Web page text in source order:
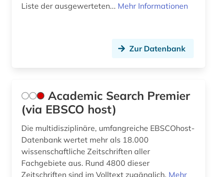
bilanzsteuerecht (1)
bildung (10)
bildungschancen (2)
bildungsfinanzierung (1)
bildungsforschung (4)
bildungsinvestition (2)
bildungspolitik (1)
Liste der ausgewerteten... Mehr Informationen
Zur Datenbank
Academic Search Premier
(via EBSCO host)
Die multidisziplinäre, umfangreiche EBSCOhost-
Datenbank wertet mehr als 18.000
wissenschaftliche Zeitschriften aller
Fachgebiete aus. Rund 4800 dieser
Zeitschriften sind im Volltext zugänglich. Mehr